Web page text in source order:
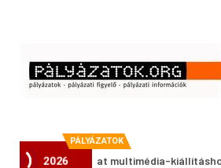
PÁLYÁZATOK
2026
pályázat multimédia-kiállításhoz